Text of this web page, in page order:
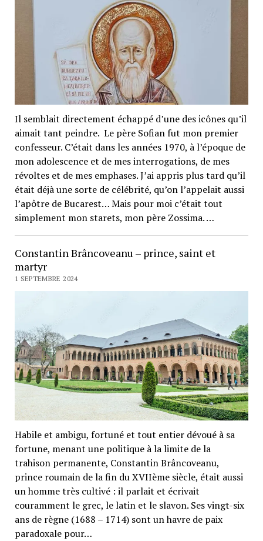
Il semblait directement échappé d’une des icônes qu’il
aimait tant peindre. Le père Sofian fut mon premier
confesseur. C’était dans les années 1970, à l’époque de
mon adolescence et de mes interrogations, de mes
révoltes et de mes emphases. J’ai appris plus tard qu’il
était déjà une sorte de célébrité, qu’on l’appelait aussi
l’apôtre de Bucarest… Mais pour moi c’était tout
simplement mon starets, mon père Zossima. …
Constantin Brâncoveanu – prince, saint et
martyr
1 SEPTEMBRE 2024
Habile et ambigu, fortuné et tout entier dévoué à sa
fortune, menant une politique à la limite de la
trahison permanente, Constantin Brâncoveanu,
prince roumain de la fin du XVIIème siècle, était aussi
un homme très cultivé : il parlait et écrivait
couramment le grec, le latin et le slavon. Ses vingt-six
ans de règne (1688 – 1714) sont un havre de paix
paradoxale pour…